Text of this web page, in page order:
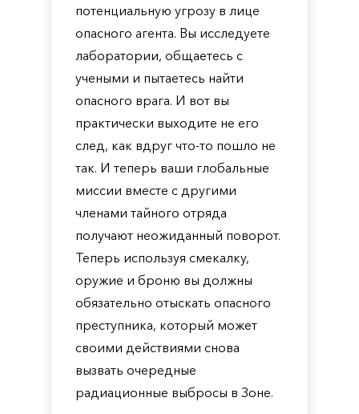
потенциальную угрозу в лице
опасного агента. Вы исследуете
лаборатории, общаетесь с
учеными и пытаетесь найти
опасного врага. И вот вы
практически выходите не его
след, как вдруг что-то пошло не
так. И теперь ваши глобальные
миссии вместе с другими
членами тайного отряда
получают неожиданный поворот.
Теперь используя смекалку,
оружие и броню вы должны
обязательно отыскать опасного
преступника, который может
своими действиями снова
вызвать очередные
радиационные выбросы в Зоне.